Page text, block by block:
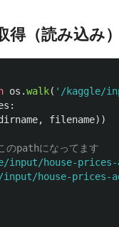
（読み込み）
os .walk( ' /kaggle/
:
, filename))
input/house-prices-
house-prices-